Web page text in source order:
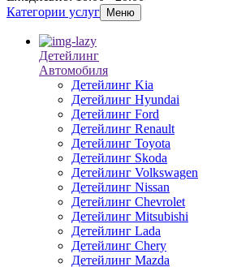
Категории услуг
Меню
Детейлинг
Автомобиля
Детейлинг Kia
Детейлинг Hyundai
Детейлинг Ford
Детейлинг Renault
Детейлинг Toyota
Детейлинг Skoda
Детейлинг Volkswagen
Детейлинг Nissan
Детейлинг Chevrolet
Детейлинг Mitsubishi
Детейлинг Lada
Детейлинг Chery
Детейлинг Mazda